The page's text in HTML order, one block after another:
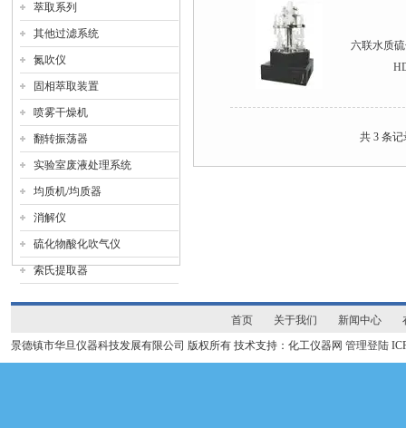
萃取系列
其他过滤系统
氮吹仪
固相萃取装置
喷雾干燥机
翻转振荡器
实验室废液处理系统
均质机/均质器
消解仪
硫化物酸化吹气仪
索氏提取器
六联水质
共 3 条
首页 关于我们 新闻中心
景德镇市华旦仪器科技发展有限公司 版权所有 技术支持：化工仪器网 管理登陆